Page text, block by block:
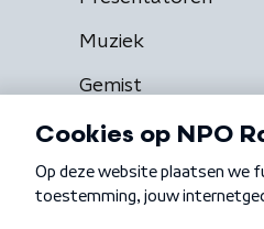
Muziek
Gemist
Algemene voorwaarden